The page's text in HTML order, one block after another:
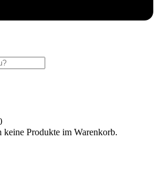
keine Produkte im Warenkorb.